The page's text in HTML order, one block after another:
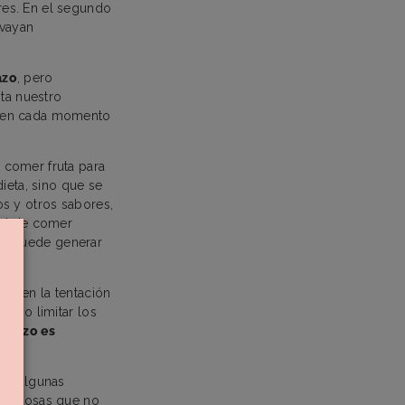
En el segundo
, pero
nuestro
cada momento
fruta para
sino que se
y otros sabores,
de comer
puede generar
en la tentación
o limitar los
es
a algunas
cosas que no